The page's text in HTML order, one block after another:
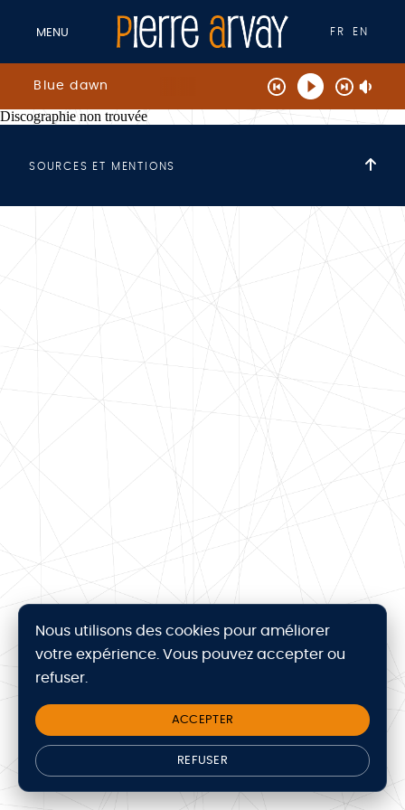
MENU FR EN
Blue dawn
Discographie non trouvée
SOURCES ET MENTIONS
Nous utilisons des cookies pour améliorer
votre expérience. Vous pouvez accepter ou
refuser.
ACCEPTER
REFUSER